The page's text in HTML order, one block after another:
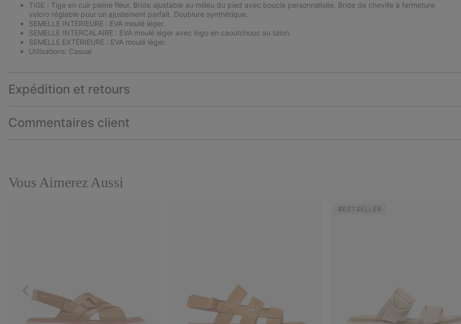
TIGE : Tige en cuir pleine fleur. Bride ajustable au milieu du pied avec boucle personnalisée. Bride de cheville à fermeture
velcro réglable pour un ajustement parfait. Doublure synthétique.
SEMELLE INTÉRIEURE : EVA moulé léger.
SEMELLE INTERCALAIRE : EVA moulé léger avec logo en caoutchouc au talon.
SEMELLE EXTÉRIEURE : EVA moulé léger.
Utilisations: Casual
Expédition et retours
Commentaires client
Vous Aimerez Aussi
BESTSELLER